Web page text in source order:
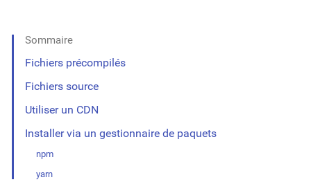
Sommaire
Fichiers précompilés
Fichiers source
Utiliser un CDN
Installer via un gestionnaire de paquets
npm
yarn